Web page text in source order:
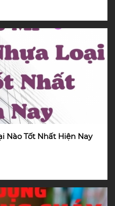
BẬT MÍ : Cửa Gỗ Nhựa Loại Nào Tốt Nhất Hiện Nay